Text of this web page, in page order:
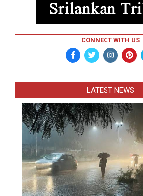
CONNECT WITH US
LATEST NEWS